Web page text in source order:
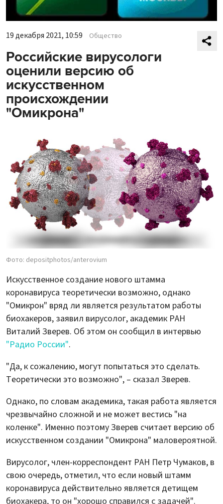
19 декабря 2021, 10:59 Общество
Российские вирусологи
оценили версию об
искусственном
происхождении
"Омикрона"
Фото: depositphotos/anterovium
Искусственное создание нового штамма
коронавируса теоретически возможно, однако
"Омикрон" вряд ли является результатом работы
биохакеров, заявил вирусолог, академик РАН
Виталий Зверев. Об этом он сообщил в интервью
"Радио России".
"Да, к сожалению, могут попытаться это сделать.
Теоретически это возможно", – сказал Зверев.
Однако, по словам академика, такая работа является
чрезвычайно сложной и не может вестись "на
коленке". Именно поэтому Зверев считает версию об
искусственном создании "Омикрона" маловероятной.
Вирусолог, член-корреспондент РАН Петр Чумаков, в
свою очередь, отметил, что если новый штамм
коронавируса действительно является детищем
биохакера, то он "хорошо справился с задачей".